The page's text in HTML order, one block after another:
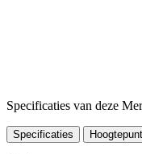
Specificaties van deze
Specificaties